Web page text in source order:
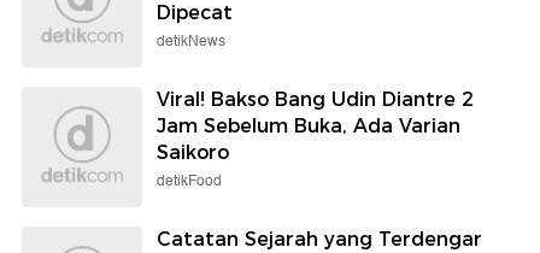
Dipecat
detikNews
Viral! Bakso Bang Udin Diantre 2
Jam Sebelum Buka, Ada Varian
Saikoro
detikFood
Catatan Sejarah yang Terdengar